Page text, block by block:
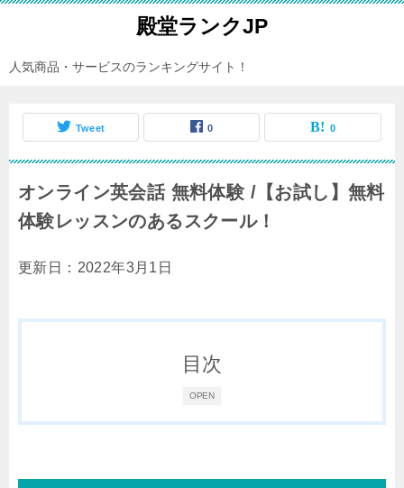
殿堂ランクJP
人気商品・サービスのランキングサイト！
Tweet 0 0
オンライン英会話 無料体験 /【お試し】無料
体験レッスンのあるスクール！
更新日：2022年3月1日
OPEN
目次